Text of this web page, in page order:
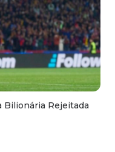
Bilionária Rejeitada